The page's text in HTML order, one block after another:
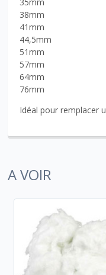
38mm
41mm
44,5mm
51mm
57mm
64mm
76mm
Idéal pour remplacer
A VOIR